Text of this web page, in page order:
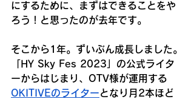
にするために、まずはできることをや
ろう！と思ったのが去年です。
そこから1年。ずいぶん成長しました。
「HY Sky Fes 2023」の公式ライタ
ーからはじまり、OTV様が運用する
OKITIVEのライターとなり月2本ほど